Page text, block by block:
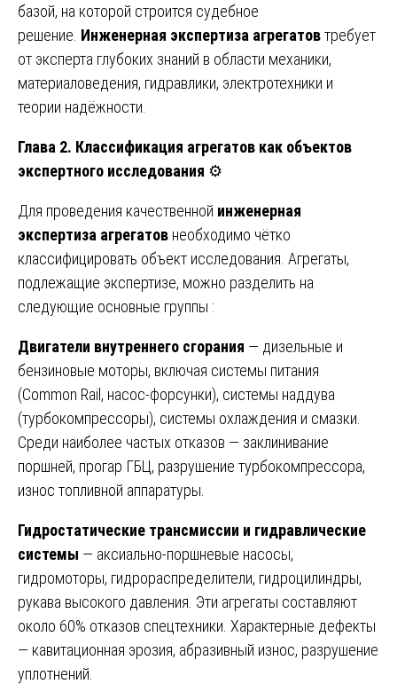
базой, на которой строится судебное
решение. Инженерная экспертиза агрегатовтребует
от эксперта глубоких знаний в области механики,
материаловедения, гидравлики, электротехники и
теории надёжности.
Глава 2. Классификация агрегатов как объектов
экспертного исследования ⚙️
Для проведения качественной инженерная
экспертиза агрегатов необходимо чётко
классифицировать объект исследования. Агрегаты,
подлежащие экспертизе, можно разделить на
следующие основные группы :
Двигатели внутреннего сгорания — дизельные и
бензиновые моторы, включая системы питания
(Common Rail, насос-форсунки), системы наддува
(турбокомпрессоры), системы охлаждения и смазки.
Среди наиболее частых отказов — заклинивание
поршней, прогар ГБЦ, разрушение турбокомпрессора,
износ топливной аппаратуры.
Гидростатические трансмиссии и гидравлические
системы — аксиально-поршневые насосы,
гидромоторы, гидрораспределители, гидроцилиндры,
рукава высокого давления. Эти агрегаты составляют
около 60% отказов спецтехники. Характерные дефекты
— кавитационная эрозия, абразивный износ, разрушение
уплотнений.